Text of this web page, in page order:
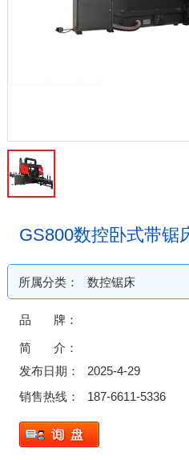
GS800数控卧式带锯
所属分类： 数控锯床
品 牌：
简 介：
发布日期：
2025-4-29
销售热线：
187-6611-5336